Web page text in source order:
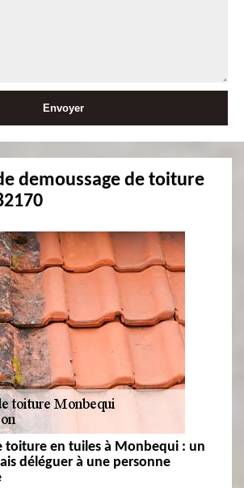
demoussage de toiture
toiture en tuiles à Monbequi : un
déléguer à une personne